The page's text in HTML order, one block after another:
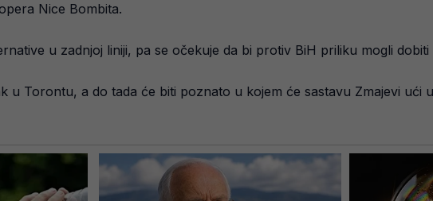
Nice Bombita.
u zadnjoj liniji, pa se očekuje da bi protiv BiH priliku mogli
u Torontu, a do tada će biti poznato u kojem će sastavu Zmajevi ući